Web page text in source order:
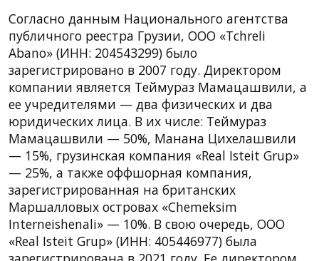
Согласно данным Национального агентства
публичного реестра Грузии, ООО «Tchreli
Abano» (ИНН: 204543299) было
зарегистрировано в 2007 году. Директором
компании является Теймураз Мамацашвили, а
ее учредителями — два физических и два
юридических лица. В их числе: Теймураз
Мамацашвили — 50%, Манана Цихелашвили
— 15%, грузинская компания «Real Isteit Grup»
— 25%, а также оффшорная компания,
зарегистрированная на британских
Маршалловых островах «Chemeksim
Interneishenali» — 10%. В свою очередь, ООО
«Real Isteit Grup» (ИНН: 405446977) была